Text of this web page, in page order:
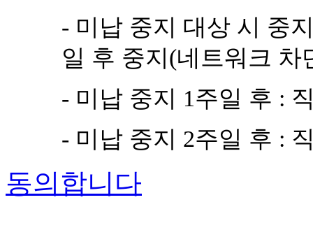
- 미납 중지 대상 시 중
일 후 중지(네트워크 차
- 미납 중지 1주일 후 :
- 미납 중지 2주일 후 :
동의합니다